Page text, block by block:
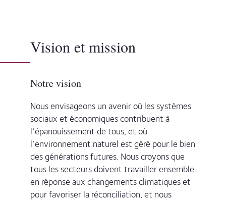
Vision et mission
Notre vision
Nous envisageons un avenir où les systèmes
sociaux et économiques contribuent à
l’épanouissement de tous, et où
l’environnement naturel est géré pour le bien
des générations futures. Nous croyons que
tous les secteurs doivent travailler ensemble
en réponse aux changements climatiques et
pour favoriser la réconciliation, et nous